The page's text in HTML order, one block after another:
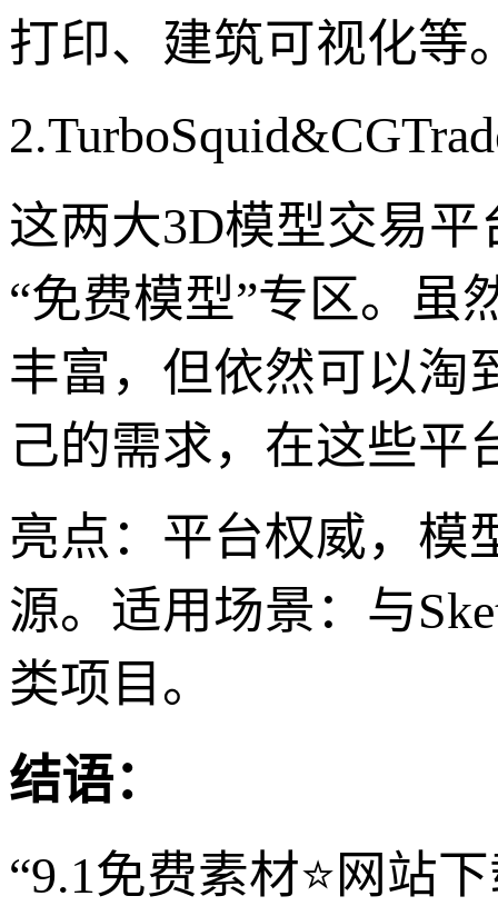
打印、建筑可视化等
这两大3D模型交易
“免费模型”专区。虽
丰富，但依然可以淘
己的需求，在这些平
亮点：平台权威，模
源。适用场景：与
类项目。
结语：
“9.1免费素材⭐网站